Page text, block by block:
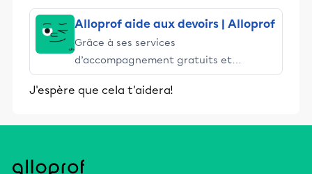
Alloprof aide aux devoirs | Alloprof
Grâce à ses services
d’accompagnement gratuits et
stimulants, Alloprof engage les élèves
et leurs parents dans la réussite
J'espère que cela t'aidera!